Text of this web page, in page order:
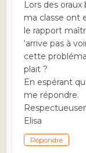
Lors des oraux
ma classe ont
le rapport
‘arrive pas à
cette
plait ?
En espérant
me répondre.
Elisa
Répondre